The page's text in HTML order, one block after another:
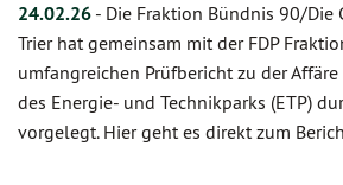
24.02.26 - Die Fraktion Bündnis 90/Die
Trier hat gemeinsam mit der FDP
umfangreichen Prüfbericht zu der
des Energie- und Technikparks (ETP)
vorgelegt. Hier geht es direkt zum